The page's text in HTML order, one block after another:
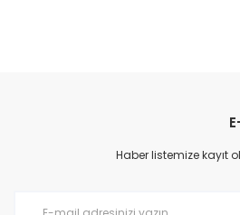
Ürün resmi kalitesiz, bozuk veya
Ürün açıklamasında eksik bilgiler
Haber listemize